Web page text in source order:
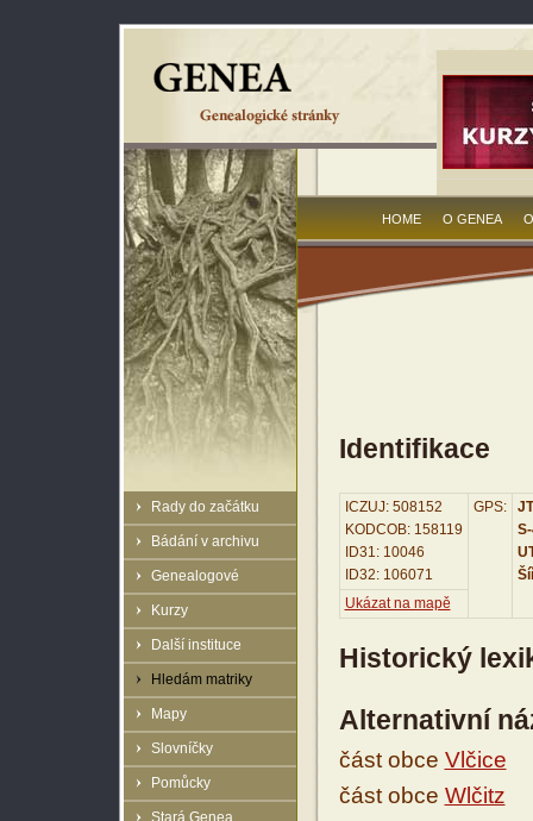
Rady do začátku
Bádání v archivu
Genealogové
Kurzy
Další instituce
Hledám matriky
Mapy
Slovníčky
Pomůcky
Stará Genea
HOME O GENEA
Identifikace
ICZUJ: 508152
KODCOB: 158119
ID31: 10046
ID32: 106071
GPS:
Ukázat na mapě
Historický
Alternativní
část obce Vlčice
část obce Wlčitz